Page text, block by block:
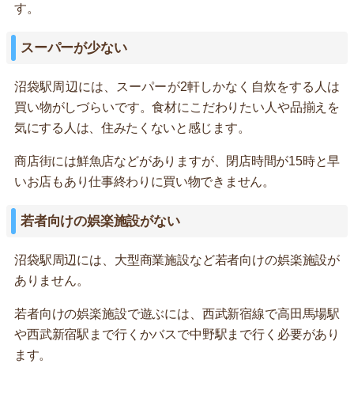
す。
スーパーが少ない
沼袋駅周辺には、スーパーが2軒しかなく自炊をする人は
買い物がしづらいです。食材にこだわりたい人や品揃えを
気にする人は、住みたくないと感じます。
商店街には鮮魚店などがありますが、閉店時間が15時と早
いお店もあり仕事終わりに買い物できません。
若者向けの娯楽施設がない
沼袋駅周辺には、大型商業施設など若者向けの娯楽施設が
ありません。
若者向けの娯楽施設で遊ぶには、西武新宿線で高田馬場駅
や西武新宿駅まで行くかバスで中野駅まで行く必要があり
ます。